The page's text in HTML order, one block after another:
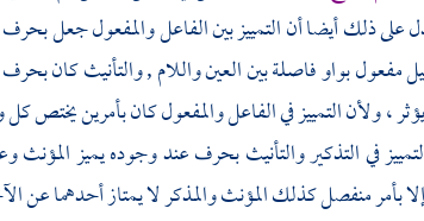
ذلك أيضا أن التمييز بين الفاعل والمفعول جعل
بواو فاصلة بين العين واللام , والتأنيث كان بحرف
يؤثر ، ولأن التمييز في الفاعل والمفعول كان بأمرين يختص
في التذكير والتأنيث بحرف عند وجوده يميز
إلا بأمر منفصل كذلك المؤنث والمذكر لا يمتاز أحدهما